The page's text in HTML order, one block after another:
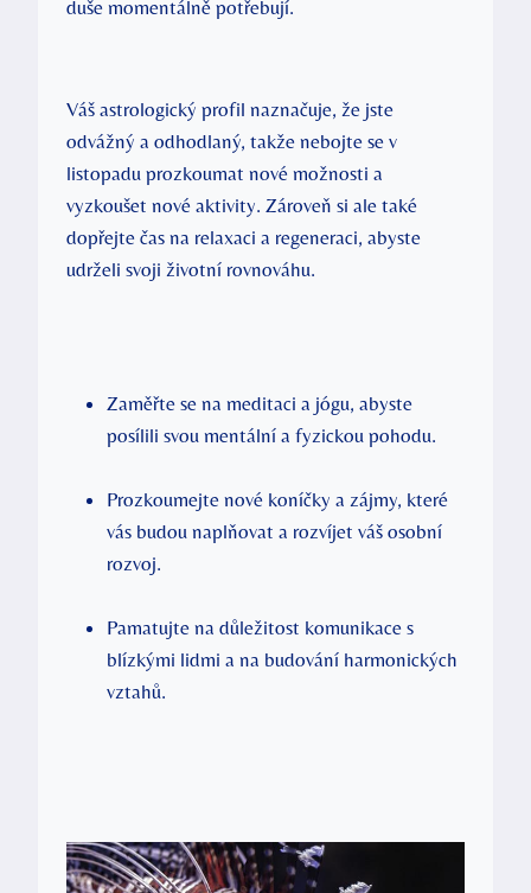
duše momentálně potřebují.
Váš astrologický profil naznačuje, že jste
odvážný a odhodlaný, takže nebojte se v
listopadu prozkoumat nové možnosti a
vyzkoušet nové aktivity. Zároveň si ale také
dopřejte čas na relaxaci a regeneraci, abyste
udrželi svoji životní rovnováhu.
Zaměřte se na meditaci a jógu, abyste
posílili svou mentální a fyzickou pohodu.
Prozkoumejte nové koníčky a zájmy, které
vás budou naplňovat a rozvíjet váš osobní
rozvoj.
Pamatujte na důležitost komunikace s
blízkými lidmi a na budování harmonických
vztahů.